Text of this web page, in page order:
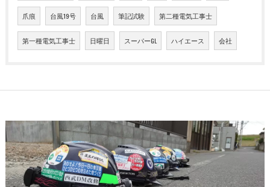
爪痕 台風19号 台風 筆記試験 第二種電気工事士
第一種電気工事士 日曜日 スーパーGL ハイエース 会社